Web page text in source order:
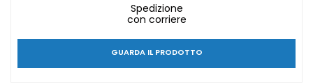
Spedizione
con corriere
GUARDA IL PRODOTTO